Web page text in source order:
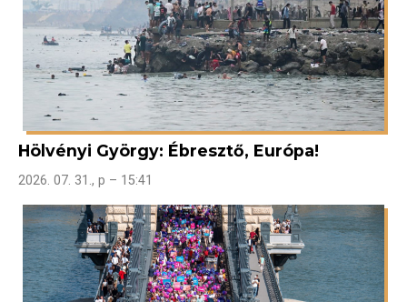
Hölvényi György: Ébresztő, Európa!
2026. 07. 31., p – 15:41